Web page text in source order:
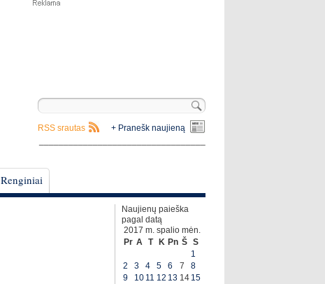
+ Pranešk naujieną
RSS srautas
Renginiai
Naujienų paieška
pagal datą
2017 m. spalio mėn.
Pr A T K Pn Š S
1
2
3 4 5 6 7
8
9
10 11 12 13 14 15